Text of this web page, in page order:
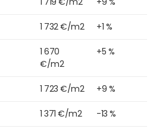
1 719 €/m2 +9 %
1 732 €/m2 +1 %
1 670
€/m2
+5 %
1 723 €/m2 +9 %
1 371 €/m2 -13 %